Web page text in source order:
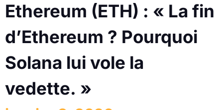
Ethereum (ETH) : « La fin
d’Ethereum ? Pourquoi
Solana lui vole la
vedette. »